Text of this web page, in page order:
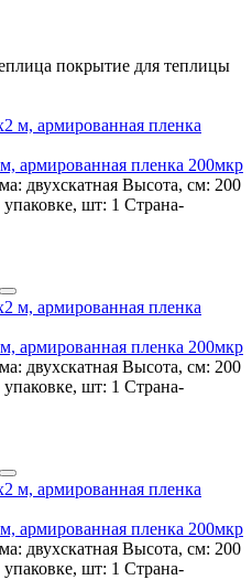
покрытие для теплицы
армированная пленка 200мкр
двухскатная Высота, см: 200
шт: 1 Страна-
армированная пленка 200мкр
двухскатная Высота, см: 200
шт: 1 Страна-
армированная пленка 200мкр
двухскатная Высота, см: 200
шт: 1 Страна-